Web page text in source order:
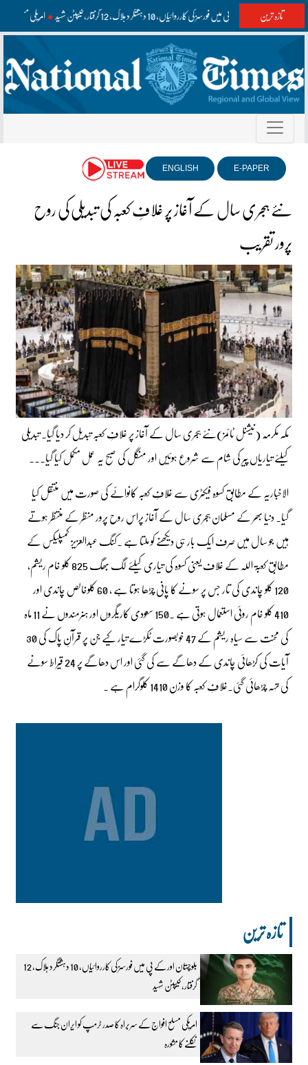
تازہ ترینبلوچستان اور کے پی میں فورسز کی کارروائیاں، 10 دہشتگرد ہلاک، 12 گرفتار، کیپٹن شہید امریکی
E-PAPER
ENGLISH
نئے ہجری سال کے آغاز پر غلافِ کعبہ کی تبدیلی کی روح
پرور تقریب
مکہ مکرمہ (نیشنل ٹائمز)نئے ہجری سال کے آغاز پر غلافِ کعبہ تبدیل کر دیا گیا۔ تبدیلی
کیلئے تیاریاں پیر کی شام سے شروع ہوئیں اور منگل کی صبح یہ عمل مکمل کیا گیا۔۔۔
الاخباریہ کے مطابق کسوہ فیکٹری سے غلافِ کعبہ کانوائے کی صورت میں منتقل کیا
گیا۔ دنیا بھر کے مسلمان ہجری سال کے آغاز پراس روح پرور منظر کے منتظر ہوتے
ہیں جو سال میں صرف ایک بار ہی دیکھنے کو ملتا ہے ۔کنگ عبدالعزیز کمپلیکس کے
مطابق کعبۃ اللہ کے غلاف یعنی کسوہ کی تیاری کیلئے لگ بھگ 825 کلو خام ریشم،
120 کلو چاندی کی تار جس پر سونے کا پانی چڑھا ہوتا ہے ، 60 کلوخالص چاندی اور
410 کلو خام روئی استعمال ہوتی ہے ۔150 سعودی کاریگروں اور ہنرمندوں نے 11 ماہ
کی محنت سے سیاہ ریشم کے 47 خوبصورت ٹکڑے تیار کیے جن پر قرآنِ پاک کی 30
آیات کی کڑھائی چاندی کے دھاگے سے کی گئی اور اس دھاگے پر 24 قیراط سونے
کی تہہ چڑھائی گئی۔غلافِ کعبہ کا وزن 1410 کلوگرام ہے ۔
تازہ ترین
بلوچستان اور کے پی میں فورسز کی کارروائیاں، 10 دہشتگرد ہلاک، 12
گرفتار، کیپٹن شہید
امریکی مسلح افواج کے سربراہ کا صدر ٹرمپ کو ایران جنگ سے
نکلنے کا مشورہ